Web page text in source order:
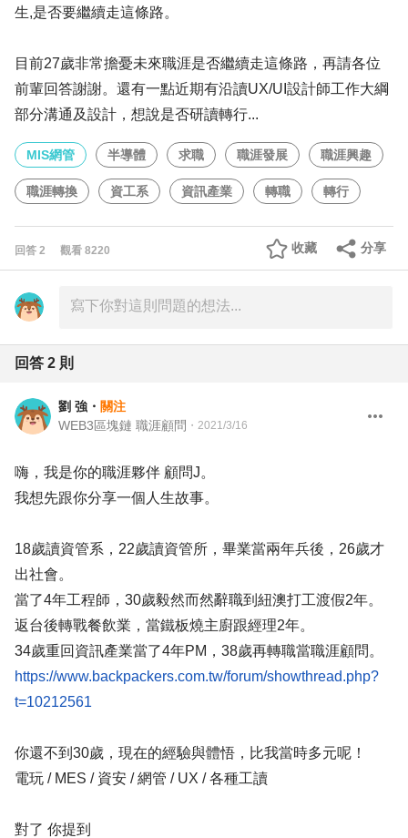
生,是否要繼續走這條路。
目前27歲非常擔憂未來職涯是否繼續走這條路，再請各位
前輩回答謝謝。還有一點近期有沿讀UX/UI設計師工作大綱
部分溝通及設計，想說是否研讀轉行...
MIS網管 半導體 求職 職涯發展 職涯興趣
職涯轉換 資工系 資訊產業 轉職 轉行
回答 2 觀看 8220 分享
收藏
回答 2 則
劉 強 ・ 關注
WEB3區塊鏈 職涯顧問 ・ 2021/3/16
嗨，我是你的職涯夥伴 顧問J。
我想先跟你分享一個人生故事。
18歲讀資管系，22歲讀資管所，畢業當兩年兵後，26歲才
出社會。
當了4年工程師，30歲毅然而然辭職到紐澳打工渡假2年。
返台後轉戰餐飲業，當鐵板燒主廚跟經理2年。
34歲重回資訊產業當了4年PM，38歲再轉職當職涯顧問。
https://www.backpackers.com.tw/forum/showthread.php?
t=10212561
你還不到30歲，現在的經驗與體悟，比我當時多元呢！
電玩 / MES / 資安 / 網管 / UX / 各種工讀
對了 你提到